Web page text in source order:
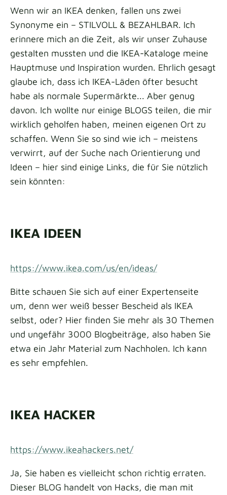
Wenn wir an IKEA denken, fallen uns zwei
Synonyme ein – STILVOLL & BEZAHLBAR. Ich
erinnere mich an die Zeit, als wir unser Zuhause
gestalten mussten und die IKEA-Kataloge meine
Hauptmuse und Inspiration wurden. Ehrlich gesagt
glaube ich, dass ich IKEA-Läden öfter besucht
habe als normale Supermärkte... Aber genug
davon. Ich wollte nur einige BLOGS teilen, die mir
wirklich geholfen haben, meinen eigenen Ort zu
schaffen. Wenn Sie so sind wie ich – meistens
verwirrt, auf der Suche nach Orientierung und
Ideen – hier sind einige Links, die für Sie nützlich
sein könnten:
IKEA IDEEN
https://www.ikea.com/us/en/ideas/
Bitte schauen Sie sich auf einer Expertenseite
um, denn wer weiß besser Bescheid als IKEA
selbst, oder? Hier finden Sie mehr als 30 Themen
und ungefähr 3000 Blogbeiträge, also haben Sie
etwa ein Jahr Material zum Nachholen. Ich kann
es sehr empfehlen.
IKEA HACKER
https://www.ikeahackers.net/
Ja, Sie haben es vielleicht schon richtig erraten.
Dieser BLOG handelt von Hacks, die man mit